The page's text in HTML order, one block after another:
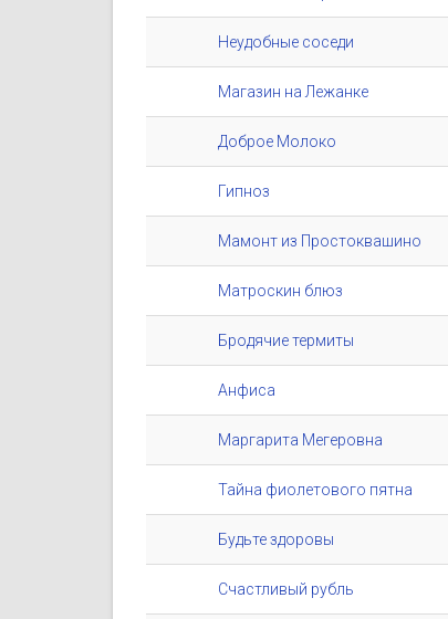
Неудобные соседи
Магазин на Лежанке
Доброе Молоко
Гипноз
Мамонт из Простоквашино
Матроскин блюз
Бродячие термиты
Анфиса
Маргарита Мегеровна
Тайна фиолетового пятна
Будьте здоровы
Счастливый рубль